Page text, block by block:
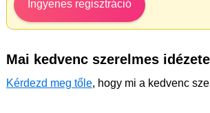
Ingyenes regisztráció
Mai kedvenc szerelmes
Kérdezd meg tőle, hogy mi a kedvenc